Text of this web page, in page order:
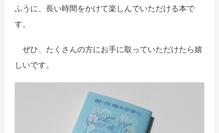
ふうに、長い時間をかけて楽しんでいただける本で
す。
ぜひ、たくさんの方にお手に取っていただけたら嬉
しいです。